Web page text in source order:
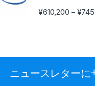
¥610,200 – ¥
ニュースレターに